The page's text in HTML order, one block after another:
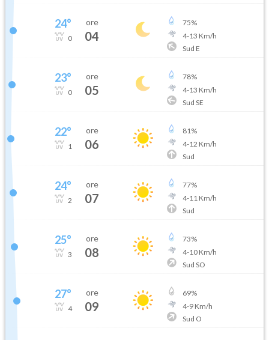
24°
0
ore
04
75%
4-13 Km/h
Sud E
23°
0
ore
05
78%
4-13 Km/h
Sud SE
22°
1
ore
06
81%
4-12 Km/h
Sud
24°
2
ore
07
77%
4-11 Km/h
Sud
25°
3
ore
08
73%
4-10Km/h
Sud SO
27°
4
ore
09
69%
4-9Km/h
Sud O